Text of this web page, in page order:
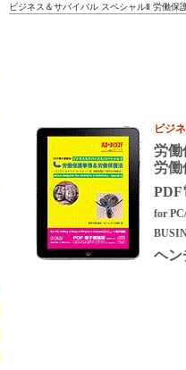
ビジネス＆サバイバル スペシャルⅡ 労働保
ビジ
労働
労働
PDF
for
ヘン